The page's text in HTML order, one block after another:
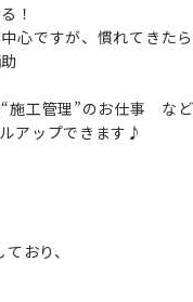
！
心ですが、慣れてきた
“施工管理”のお仕事 など
アップできます♪
おり、